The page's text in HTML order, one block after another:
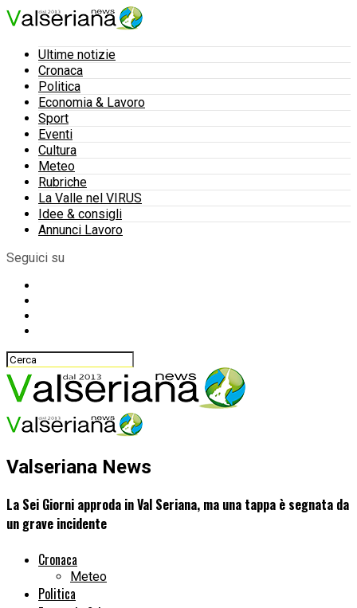
Ultime notizie
Cronaca
Politica
Economia & Lavoro
Sport
Eventi
Cultura
Meteo
Rubriche
La Valle nel VIRUS
Idee & consigli
Annunci Lavoro
Seguici su
Valseriana News
La Sei Giorni approda in Val Seriana, ma una tappa è segnata da
un grave incidente
Cronaca
Meteo
Politica